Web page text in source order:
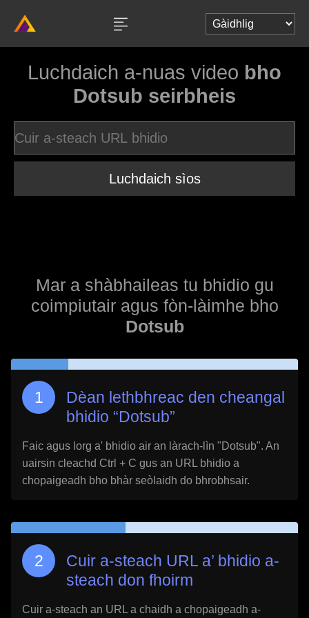
Luchdaich a-nuas video bho
Dotsub seirbheis
Luchdaich sìos
Mar a shàbhaileas tu bhidio gu
coimpiutair agus fòn-làimhe bho
Dotsub
Dèan lethbhreac den cheangal
bhidio “Dotsub”
Faic agus lorg a' bhidio air an làrach-lìn "Dotsub". An
uairsin cleachd Ctrl + C gus an URL bhidio a
chopaigeadh bho bhàr seòlaidh do bhrobhsair.
Cuir a-steach URL a’ bhidio a-
steach don fhoirm
Cuir a-steach an URL a chaidh a chopaigeadh a-